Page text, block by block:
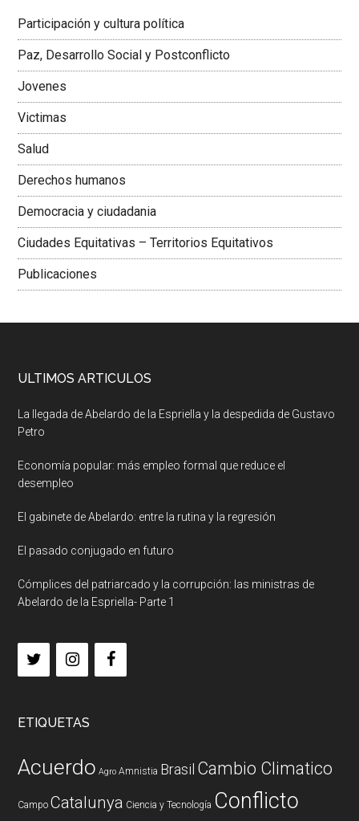
Colombiana
Participación y cultura política
Paz, Desarrollo Social y Postconflicto
Jovenes
Victimas
Salud
Derechos humanos
Democracia y ciudadania
Ciudades Equitativas – Territorios Equitativos
Publicaciones
ULTIMOS ARTICULOS
La llegada de Abelardo de la Espriella y la despedida de Gustavo
Petro
Economía popular: más empleo formal que reduce el
desempleo
El gabinete de Abelardo: entre la rutina y la regresión
El pasado conjugado en futuro
Cómplices del patriarcado y la corrupción: las ministras de
Abelardo de la Espriella- Parte 1
ETIQUETAS
Acuerdo Agro Amnistia Brasil Cambio Climatico
Campo Catalunya Ciencia y Tecnología Conflicto